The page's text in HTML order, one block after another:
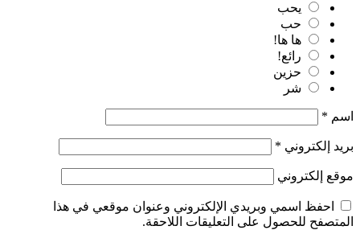
يحب
حب
ها ها!
رائع!
حزين
شر
اسم *
بريد إلكتروني *
موقع إلكتروني
احفظ اسمي وبريدي الإلكتروني وعنوان موقعي في هذا
المتصفح للحصول على التعليقات اللاحقة.